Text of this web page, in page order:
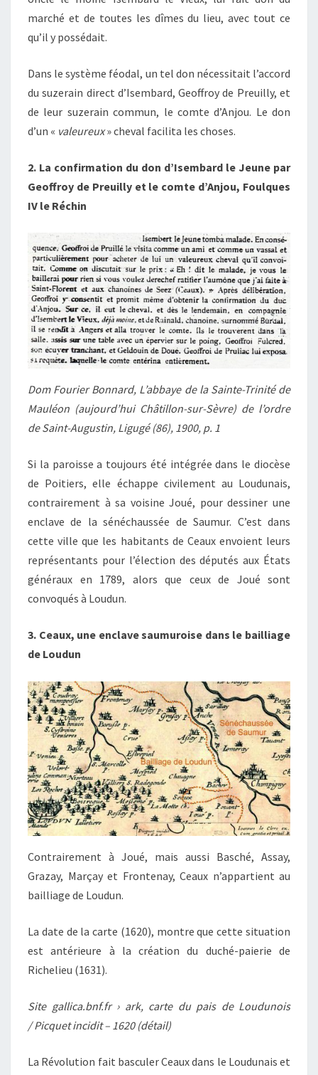
marché et de toutes les dîmes du lieu, avec tout ce
qu’il y possédait.
Dans le système féodal, un tel don nécessitait l’accord
du suzerain direct d’Isembard, Geoffroy de Preuilly, et
de leur suzerain commun, le comte d’Anjou. Le don
d’un « valeureux»cheval facilita les choses.
2. La confirmation du don d’Isembard le Jeune par
Geoffroy de Preuilly et le comte d’Anjou, Foulques
IV le Réchin
Dom Fourier Bonnard, L’abbaye de la Sainte-Trinité de
Mauléon (aujourd’hui Châtillon-sur-Sèvre) de l’ordre
de Saint-Augustin, Ligugé (86), 1900, p. 1
Si la paroisse a toujours été intégrée dans le diocèse
de Poitiers, elle échappe civilement au Loudunais,
contrairement à sa voisine Joué, pour dessiner une
enclave de la sénéchaussée de Saumur. C’est dans
cette ville que les habitants de Ceaux envoient leurs
représentants pour l’élection des députés aux États
généraux en 1789, alors que ceux de Joué sont
convoqués à Loudun.
3. Ceaux, une enclave saumuroise dans le bailliage
de Loudun
Contrairement à Joué, mais aussi Basché, Assay,
Grazay, Marçay et Frontenay, Ceaux n’appartient au
bailliage de Loudun.
La date de la carte (1620), montre que cette situation
est antérieure à la création du duché-paierie de
Richelieu (1631).
Site gallica.bnf.fr › ark, carte du pais de Loudunois
/ Picquet incidit – 1620 (détail)
La Révolution fait basculer Ceaux dans le Loudunais et